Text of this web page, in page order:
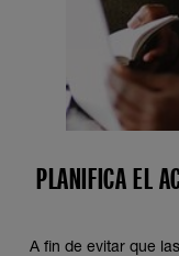
PLANIFICA EL
A fin de evitar que